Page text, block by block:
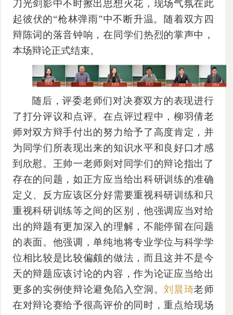
刀光剑影中不时擦出思想火花，现场气氛在此
起彼伏的“枪林弹雨”中不断升温。随着双方四
辩陈词的落音钟响，在同学们热烈的掌声中，
本场辩论正式结束。
随后，评委老师们对决赛双方的表现进行
了打分评议和点评。在点评过程中，柳羽倩老
师对双方辩手付出的努力给予了高度肯定，并
为同学们所表现出来的知识水平和良好口才感
到欣慰。王帅一老师则对同学们的辩论指出了
存在的问题，如正方应当给出科研训练的准确
定义、反方应该区分好需要重视科研训练和只
重视科研训练等之间的区别，他强调应当对给
出的辩题有更加深入的理解，不能停留在问题
的表面。他强调，单纯地将专业学位与科学学
位相比较是比较偏颇的做法，而且这并不是今
天的辩题应该讨论的内容，作为论证应当给出
更多的实例使辩论避免陷入空洞。刘晨琦老师
在对辩论赛给予很高评价的同时，重点给现场